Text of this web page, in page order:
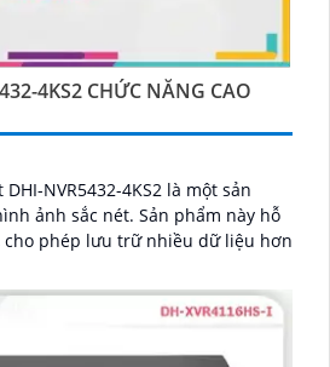
4KS2 CHỨC NĂNG CAO
NVR5432-4KS2 là một sản
nét. Sản phẩm này hỗ
cho phép lưu trữ nhiều dữ liệu hơn